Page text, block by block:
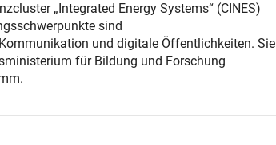
„Integrated Energy Systems“ (CINES)
sind
und digitale Öffentlichkeiten. Sie
für Bildung und Forschung